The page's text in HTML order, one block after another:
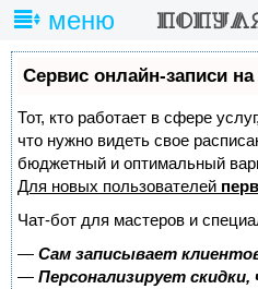
меню
Сервис онлайн-записи
Тот, кто работает в сфере
что нужно видеть свое
бюджетный и оптимальный
Для новых пользователей
Чат-бот для мастеров и
— Сам записывает
— Персонализирует